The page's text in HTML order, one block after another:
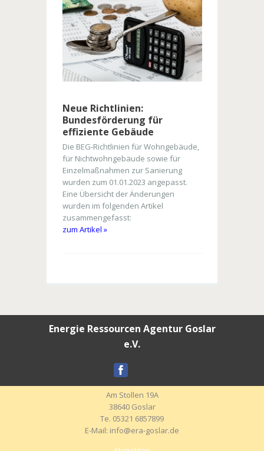
Neue Richtlinien:
Bundesförderung für
effiziente Gebäude
Die BEG-Richtlinien für Wohngebäude,
für Nichtwohngebäude sowie für
Einzelmaßnahmen zur Sanierung
wurden zum 01.01.2023 angepasst.
Eine Übersicht der Änderungen
wurden im folgenden Artikel
zusammengefasst:
zum Artikel »
Energie Ressourcen Agentur Goslar
e.V.
Am Stollen 19A
38640 Goslar
Te. 05321 6857899
E-Mail: info@era-goslar.de